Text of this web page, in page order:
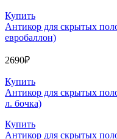
Купить
Антикор для скрытых
евробаллон)
2690₽
Купить
Антикор для скрытых
л. бочка)
Купить
Антикор для скрытых